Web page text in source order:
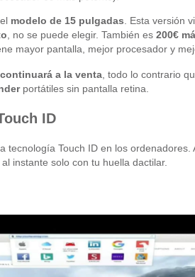
modelo de 15 pulgadas . Esta versión
, no se puede elegir. También es 200€
mayor pantalla, mejor procesador y
a la venta , todo lo contrario
portátiles sin pantalla retina.
ID
tecnología Touch ID en los ordenadores.
instante solo con tu huella dactilar.